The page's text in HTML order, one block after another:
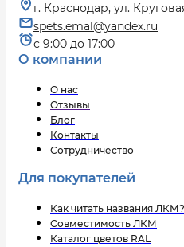
г. Краснодар, ул.
spets.emal@yandex.ru
с 9:00 до 17:00
О компании
О нас
Отзывы
Блог
Контакты
Сотрудничество
Для покупателей
Как читать названия ЛКМ?
Совместимость ЛКМ
Каталог цветов RAL